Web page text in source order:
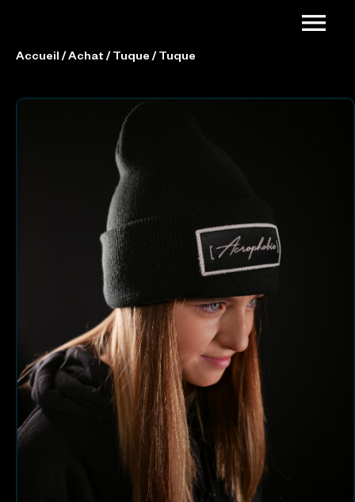
Accueil/Achat/ Tuque/ Tuque